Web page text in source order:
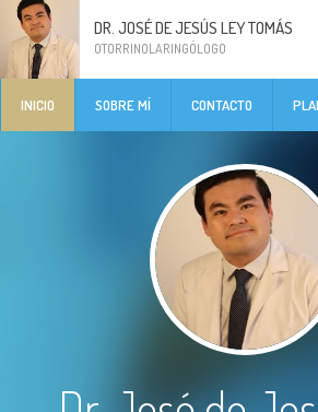
DR. JOSÉ DE JESÚS LEY TOMÁS
OTORRINOLARINGÓLOGO
INICIO SOBRE MÍ CONTACTO